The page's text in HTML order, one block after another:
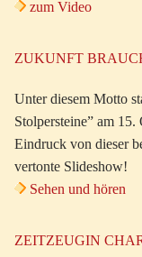
zum Video
ZUKUNFT
Unter diesem Motto
Stolpersteine” am
Eindruck von dieser
vertonte Slideshow!
Sehen und hören
ZEITZEUGIN